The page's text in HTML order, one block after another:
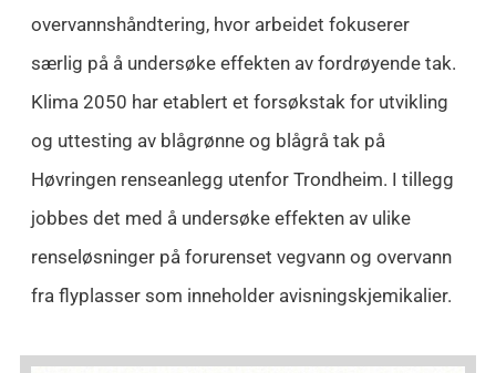
overvannshåndtering, hvor arbeidet fokuserer
særlig på å undersøke effekten av fordrøyende tak.
Klima 2050 har etablert et forsøkstak for utvikling
og uttesting av blågrønne og blågrå tak på
Høvringen renseanlegg utenfor Trondheim. I tillegg
jobbes det med å undersøke effekten av ulike
renseløsninger på forurenset vegvann og overvann
fra flyplasser som inneholder avisningskjemikalier.